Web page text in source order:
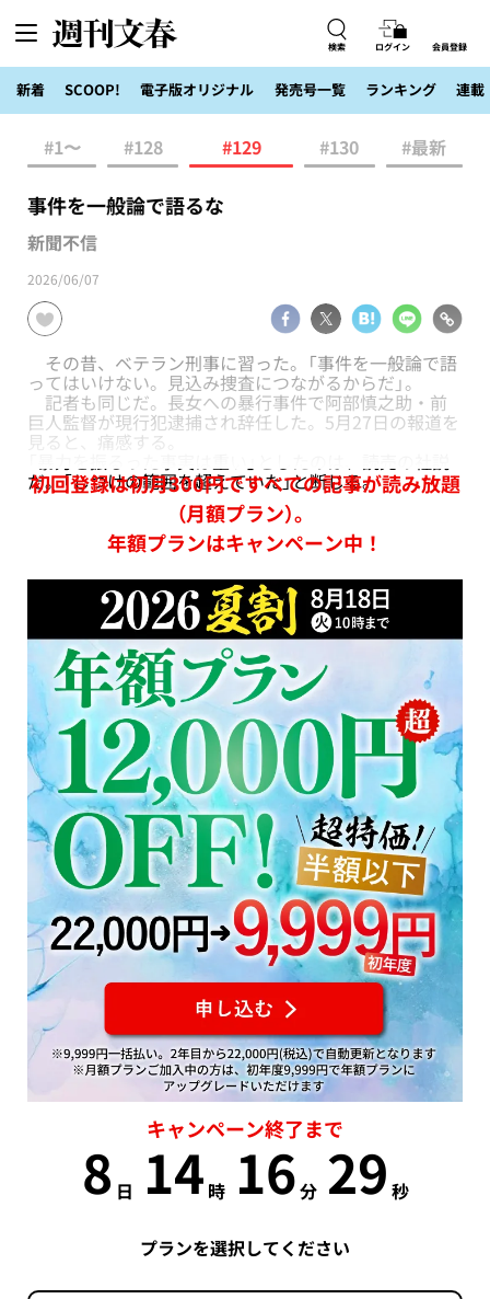
検索 ログイン 会員登録
新着 SCOOP! 電子版オリジナル 発売号一覧 ランキング 連載
#1〜 #128 #129 #130 #最新
事件を一般論で語るな
新聞不信
2026/06/07
その昔、ベテラン刑事に習った。「事件を一般論で語
ってはいけない。見込み捜査につながるからだ」。
記者も同じだ。長女への暴行事件で阿部慎之助・前
巨人監督が現行犯逮捕され辞任した。5月27日の報道を
見ると、痛感する。
だ。「しつけの範囲を超えていた」と断じる。
初回登録は初月300円ですべての記事が読み放題
（月額プラン）。
年額プランはキャンペーン中！
キャンペーン終了まで
8 日 14 時 16分 28 秒
プランを選択してください